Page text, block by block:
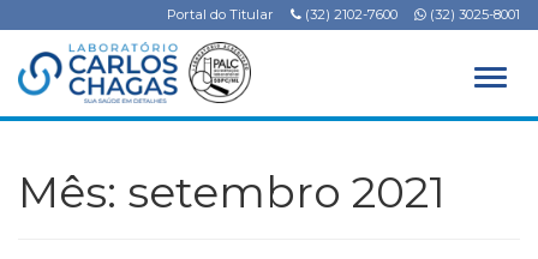
Portal do Titular (32) 2102-7600 (32) 3025-8001
Mês: setembro 2021